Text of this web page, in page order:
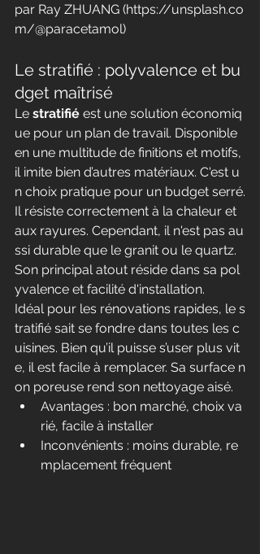
par Ray ZHUANG (https://unsplash.co
m/@paracetamol)
Le stratifié : polyvalence et bu
dget maîtrisé
Le stratifié est une solution économiq
ue pour un plan de travail. Disponible
en une multitude de finitions et motifs,
il imite bien d’autres matériaux. C'est u
n choix pratique pour un budget serré.
Il résiste correctement à la chaleur et
aux rayures. Cependant, il n'est pas au
ssi durable que le granit ou le quartz.
Son principal atout réside dans sa pol
yvalence et facilité d'installation.
Idéal pour les rénovations rapides, le s
tratifié sait se fondre dans toutes les c
uisines. Bien qu’il puisse s’user plus vit
e, il est facile à remplacer. Sa surface n
on poreuse rend son nettoyage aisé.
Avantages : bon marché, choix va
rié, facile à installer
Inconvénients : moins durable, re
mplacement fréquent